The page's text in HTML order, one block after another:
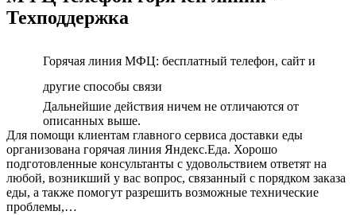
Техподдержка
Горячая линия МФЦ: бесплатный телефон, сайт и
другие способы связи
Дальнейшие действия ничем не отличаются от
описанных выше.
Для помощи клиентам главного сервиса доставки еды
организована горячая линия Яндекс.Еда. Хорошо
подготовленные консультанты с удовольствием ответят на
любой, возникший у вас вопрос, связанный с порядком заказа
еды, а также помогут разрешить возможные технические
проблемы,…